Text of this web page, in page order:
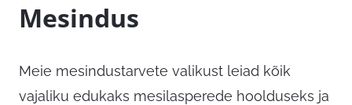
Mesindus
Meie mesindustarvete valikust leiad kõik
vajaliku edukaks mesilasperede hoolduseks ja